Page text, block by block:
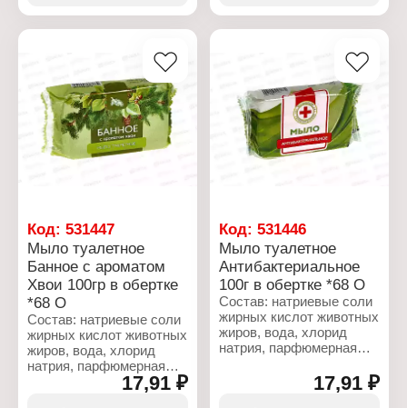
Тип товара: Туалетное
"Глицериновое"
Упаковка: в упаковке
Вес: 100 г
Код: 531447
Мыло туалетное
Банное с ароматом
Хвои 100гр в обертке
*68 О
Состав: натриевые соли
жирных кислот животных
жиров, вода, хлорид
натрия, парфюмерная
композиция, глицерин,
17,91 ₽
Код:531446
Мыло туалетное
Антибактериальное
100г в обертке *68 О
Состав: натриевые соли
жирных кислот животных
жиров, вода, хлорид
натрия, парфюмерная
гидроксид натрия,17,91 ₽